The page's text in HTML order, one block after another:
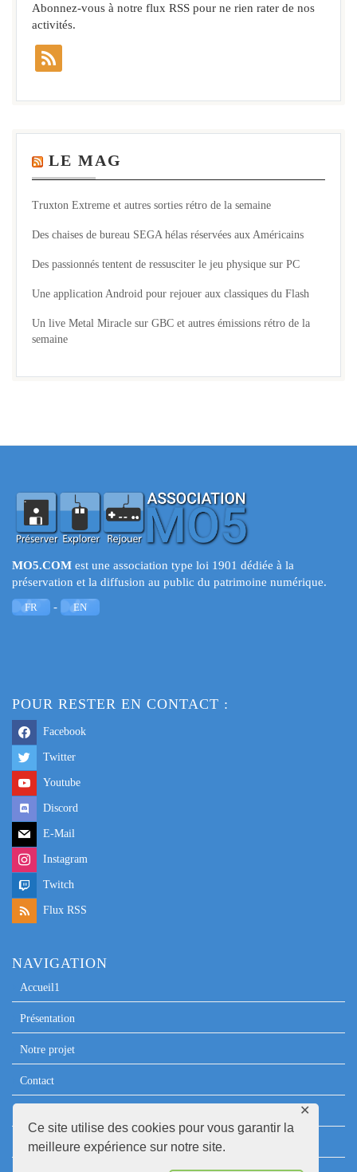
Ce site utilise des cookies pour vous garantir la
meilleure expérience sur notre site.
✕
Abonnez-vous à notre flux RSS pour ne rien rater de nos
activités.
LE MAG
Truxton Extreme et autres sorties rétro de la semaine
Des chaises de bureau SEGA hélas réservées aux Américains
Des passionnés tentent de ressusciter le jeu physique sur PC
Une application Android pour rejouer aux classiques du Flash
Un live Metal Miracle sur GBC et autres émissions rétro de la
semaine
MO5.COM est une association type loi 1901 dédiée à la
préservation et la diffusion au public du patrimoine numérique.
FR - EN
POUR RESTER EN CONTACT :
Facebook
Twitter
Youtube
Discord
E-Mail
Instagram
Twitch
Flux RSS
NAVIGATION
Accueil1
Présentation
Notre projet
Contact
Mentions légales